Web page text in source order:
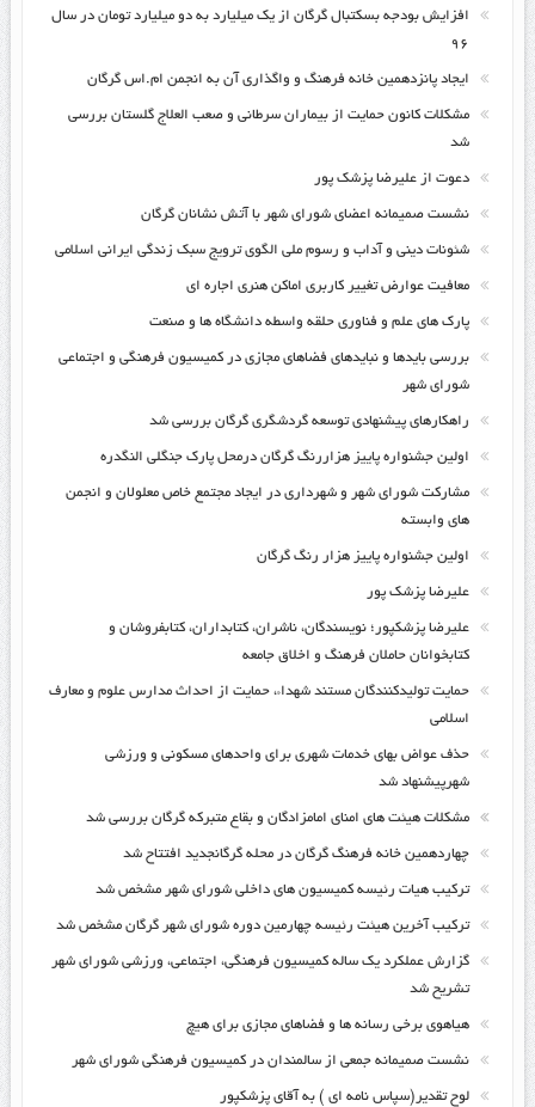
افزایش بودجه بسکتبال گرگان از یک میلیارد به دو میلیارد تومان در سال
۹۶
ایجاد پانزدهمین خانه فرهنگ و واگذاری آن به انجمن ام.اس گرگان
مشکلات کانون حمایت از بیماران سرطانی و صعب العلاج گلستان بررسی
شد
دعوت از علیرضا پزشک پور
نشست صمیمانه اعضای شورای شهر با آتش نشانان گرگان
شئونات دینی و آداب و رسوم ملی الگوی ترویج سبک زندگی ایرانی اسلامی
معافیت عوارض تغییر کاربری اماکن هنری اجاره ای
پارک های علم و فناوری حلقه واسطه دانشگاه ها و صنعت
بررسی بایدها و نبایدهای فضاهای مجازی در کمیسیون فرهنگی و اجتماعی
شورای شهر
راهکارهای پیشنهادی توسعه گردشگری گرگان بررسی شد
اولین جشنواره پاییز هزاررنگ گرگان درمحل پارک جنگلی النگدره
مشارکت شورای شهر و شهرداری در ایجاد مجتمع خاص معلولان و انجمن
های وابسته
اولین جشنواره پاییز هزار رنگ گرگان
علیرضا پزشک پور
علیرضا پزشکپور؛ نویسندگان، ناشران، کتابداران، کتابفروشان و
کتابخوانان حاملان فرهنگ و اخلاق جامعه
حمایت تولیدکنندگان مستند شهداء، حمایت از احداث مدارس علوم و معارف
اسلامی
حذف عواض بهای خدمات شهری برای واحدهای مسکونی و ورزشی
شهرپیشنهاد شد
مشکلات هیئت های امنای امامزادگان و بقاع متبرکه گرگان بررسی شد
چهاردهمین خانه فرهنگ گرگان در محله گرگانجدید افتتاح شد
ترکیب هیات رئیسه کمیسیون های داخلی شورای شهر مشخص شد
ترکیب آخرین هیئت رئیسه چهارمین دوره شورای شهر گرگان مشخص شد
گزارش عملکرد یک ساله کمیسیون فرهنگی، اجتماعی، ورزشی شورای شهر
تشریح شد
هیاهوی برخی رسانه ها و فضاهای مجازی برای هیچ
نشست صمیمانه جمعی از سالمندان در کمیسیون فرهنگی شورای شهر
لوح تقدیر(سپاس نامه ای ) به آقای پزشکپور